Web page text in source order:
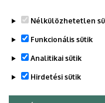
Nélkülözhetetlen
Funkcionális sütik
Analitikai sütik
Hirdetési sütik